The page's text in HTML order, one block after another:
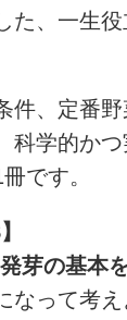
た、一生
件、定番
科学的か
です。
芽の基本
なって考え